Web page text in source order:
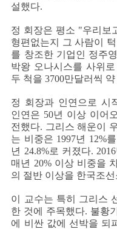
설했다.
정 회장은 평소 "우리보
형편없는지 그 사람이
를 창조한 기업인 정주
박왕 오나시스를 사위
두 척을 3700만달러씩
정 회장과 인연으로 시
인연은 50년 이상 이어
전했다. 그리스 해운이
는 비중은 1997년 12%
년 24.8%로 커졌다.
매년 20% 이상 비중을
의 절반 이상을 한국조
이 교수는 특히 그리스
한 것에 주목했다. 불황
에 비싼 값에 선박을 되